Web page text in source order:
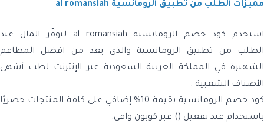
مميزات الطلب من تطبيق الرومانسية al romansiah
استخدم كود خصم الرومانسية al romansiah لتوفّر المال عند
الطلب من تطبيق الرومانسية والذي يعد من افضل المطاعم
الشهيرة في المملكة العربية السعودية عبر الإنترنت لطب أشهى
الأصناف الشعبية :
كود خصم الرومانسية بقيمة 10% إضافي على كافة المنتجات حصريًا
باستخدام عند تفعيل () عبر كوبون وافي.